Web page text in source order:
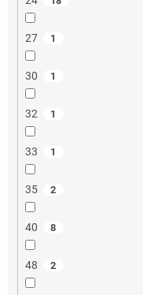
27 1
30 1
32 1
33 1
35 2
40 8
48 2